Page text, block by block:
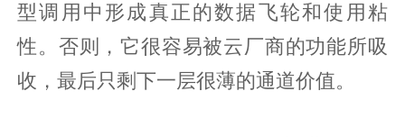
型调用中形成真正的数据飞轮和使用粘
性。否则，它很容易被云厂商的功能所吸
收，最后只剩下一层很薄的通道价值。